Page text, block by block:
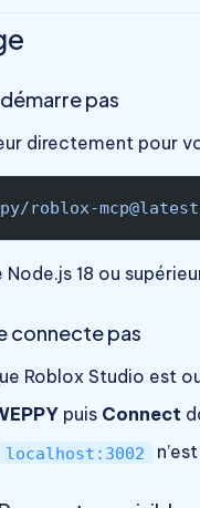
pas
directement pour
roblox-mcp@latest
18 ou
connecte pas
Roblox Studio est
puis Connect
localhost:3002